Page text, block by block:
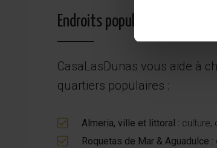
Endroits populaires sur la
CasaLasDunas vous aide à
quartiers populaires :
Almeria, ville et littoral : culture,
Roquetas de Mar & Aguadulce :